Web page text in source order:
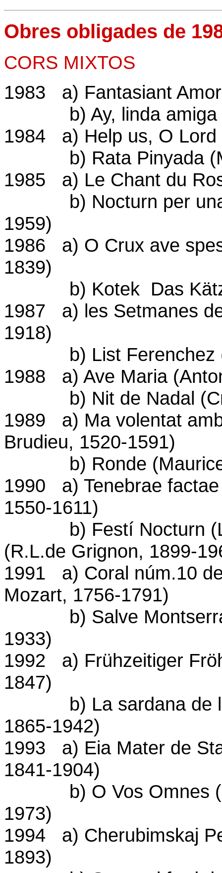
Obres obligades de
CORS MIXTOS
1983 a) Fantasiant
b) Ay, linda amiga
1984 a) Help us, O Lord
b) Rata Pinyada
1985 a) Le Chant du
b) Nocturn per una
1959)
1986 a) O Crux ave
1839)
b) Kotek Das
1987 a) les Setmanes
1918)
b) List Ferenchez
1988 a) Ave Maria
b) Nit de Nadal
1989 a) Ma volentat
Brudieu, 1520-1591)
b) Ronde (Maurice
1990 a) Tenebrae
1550-1611)
b) Festí Nocturn (Lio
(R.L.de Grignon, 1899-
1991 a) Coral núm.10
Mozart, 1756-1791)
b) Salve
1933)
1992 a) Frühzeitiger
1847)
b) La sardana de les
1865-1942)
1993 a) Eia Mater de
1841-1904)
b) O Vos Omnes
1973)
1994 a) Cherubimskaj
1893)